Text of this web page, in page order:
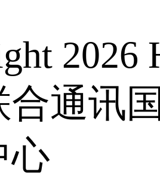
2026
合通讯
心